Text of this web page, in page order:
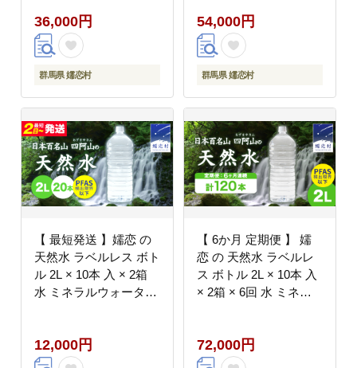
通販 定期 備蓄 ローリ
ングストック 備蓄用 ペ
ットボトル 防災 工場直
送 箱買い まとめ買い
用品 [BA034tu]
36,000円
群馬県 嬬恋村
定期 備蓄 ローリングス
トック 備蓄用 ペットボ
トル 防災 工場直送 箱
買い まとめ買い 国産
[BA009tu]
54,000円
群馬県 嬬恋村
【 最短発送 】嬬恋 の
天然水 ラベルレス ボト
ル 2L × 10本 入 × 2箱
水 ミネラルウォーター
グストック 備蓄用 ペッ
トボトル 防災 工場直送
12,000円
【 6か月 定期便 】 嬬
恋 の 天然水 ラベルレ
ス ボトル 2L × 10本 入
× 2箱 × 6回 水 ミネラ
通販 定期 備蓄 ローリ
ングストック 備蓄用 ペ
72,000円